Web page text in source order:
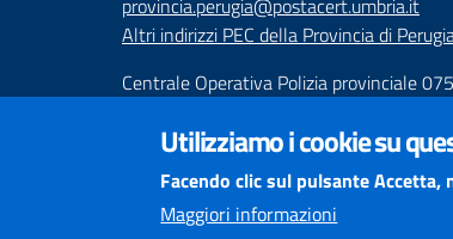
provincia.perugia@postacert.umbria.it
Altri indirizzi PEC della Provincia di
Centrale Operativa Polizia provinciale
Emergenza Stradale 335.6425246
Numeri Emergenza dei Comprensori
Infoviabilità
Utilizziamo i cookie su
Facendo clic sul pulsante Accetta,
Maggiori informazioni